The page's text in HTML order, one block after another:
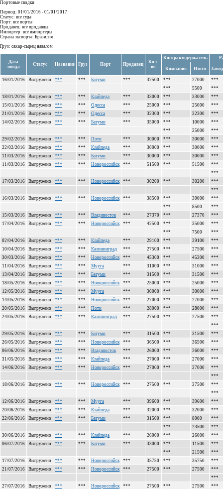
Портовые сводки
Период: 01/01/2016 - 01/01/2017
Статус: все суда
Порт: все порты
Продавец: все продавцы
Импортер: все импортеры
Страна экспорта: Бразилия
Груз: сахар-сырец навалом
Дата
ввода
Статус Название Груз Порт Продавец
Кол-
во
Контрактодержатель
Компания Итого Завод
16/01/2016 Выгружено *** *** Батуми *** 32500 *** 27000
***
***
5500
***
18/01/2016
Выгружено *** *** Клайпеда *** 33000 *** 33000
***
15/01/2016
Выгружено *** *** Одесса *** 25000 *** 25000
***
21/01/2016
Выгружено *** *** Одесса *** 32300 *** 32300
***
14/02/2016
Выгружено *** *** Батуми *** 35000 *** 10000
***
***
25000
***
29/02/2016
Выгружено *** *** Поти *** 30000 *** 30000
***
22/02/2016
Выгружено *** *** Клайпеда *** 30000 *** 30000
***
11/03/2016
Выгружено *** *** Батуми *** 30000 *** 30000
***
11/03/2016
Выгружено *** *** Новороссийск *** 51500 *** 51500
***
***
17/03/2016
Выгружено *** *** Новороссийск *** 30200 *** 30200
***
***
16/03/2016
Выгружено *** *** Новороссийск *** 38500 *** 30000
***
***
8500
***
15/03/2016
Выгружено *** *** Владивосток *** 27370 *** 27370
***
17/04/2016
Выгружено *** *** Новороссийск *** 42500 *** 35000
***
***
7500
***
02/04/2016
Выгружено *** *** Клайпеда *** 29100 *** 29100
***
10/04/2016
Выгружено *** *** Калининград *** 27500 *** 27500
***
30/03/2016
Выгружено *** *** Новороссийск *** 45300 *** 45300
***
11/04/2016
Выгружено *** *** Мууга *** 31000 *** 31000
***
13/04/2016
Выгружено *** *** Батуми *** 31500 *** 31500
***
18/05/2016
Выгружено *** *** Новороссийск *** 25000 *** 25000
***
12/05/2016
Выгружено *** *** Мууга *** 30000 *** 30000
***
14/05/2016
Выгружено *** *** Новороссийск *** 27000 *** 27000
***
20/05/2016
Выгружено *** *** Поти *** 28000 *** 28000
***
24/05/2016
Выгружено *** *** Калининград *** 27500 *** 27500
***
***
29/05/2016
Выгружено *** *** Батуми *** 31500 *** 31500
***
26/05/2016
Выгружено *** *** Новороссийск *** 36500 *** 36500
***
06/06/2016
Выгружено *** *** Владивосток *** 26000 *** 26000
***
31/05/2016
Выгружено *** *** Клайпеда *** 27000 *** 27000
***
14/06/2016
Выгружено *** *** Новороссийск *** 27000 *** 27000
***
***
18/06/2016
Выгружено *** *** Новороссийск *** 27500 *** 27500
***
***
12/06/2016
Выгружено *** *** Мууга *** 39600 *** 39600
***
20/06/2016
Выгружено *** *** Клайпеда *** 32000 *** 32000
***
22/06/2016
Выгружено *** *** Батуми *** 31500 *** 8000
***
***
23500
***
30/06/2016
Выгружено *** *** Клайпеда *** 26000 *** 26000
***
06/07/2016
Выгружено *** *** Батуми *** 33000 *** 11500
***
***
21500
***
17/07/2016
Выгружено *** *** Новороссийск *** 35750 *** 35750
***
21/07/2016
Выгружено *** *** Новороссийск *** 27500 *** 27500
***
***
27/07/2016
Выгружено *** *** Новороссийск *** 27500 *** 27500
***